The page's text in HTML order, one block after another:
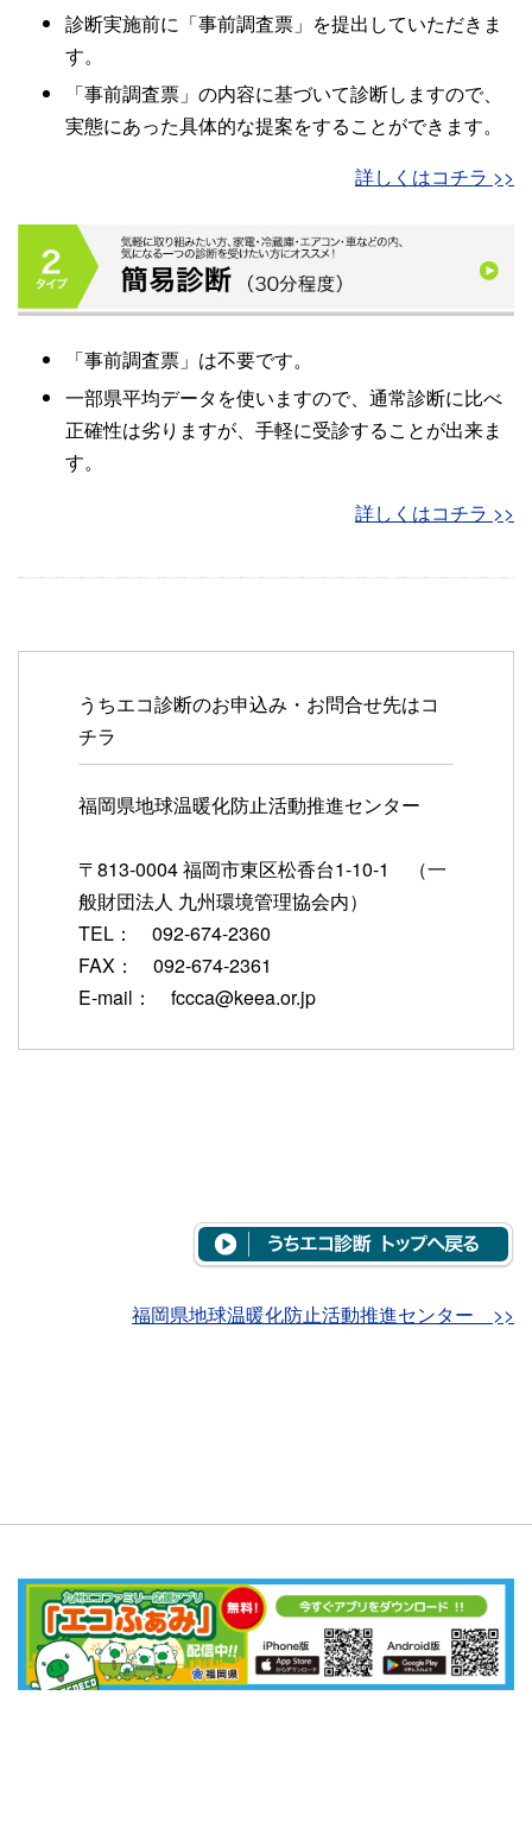
診断実施前に「事前調査票」を提出していただきま
す。
「事前調査票」の内容に基づいて診断しますので、
実態にあった具体的な提案をすることができます。
詳しくはコチラ >>
「事前調査票」は不要です。
一部県平均データを使いますので、通常診断に比べ
正確性は劣りますが、手軽に受診することが出来ま
す。
詳しくはコチラ >>
うちエコ診断のお申込み・お問合せ先はコ
チラ
福岡県地球温暖化防止活動推進センター
〒813-0004 福岡市東区松香台1-10-1 （一
般財団法人 九州環境管理協会内）
TEL： 092-674-2360
FAX： 092-674-2361
E-mail： fccca@keea.or.jp
福岡県地球温暖化防止活動推進センター >>